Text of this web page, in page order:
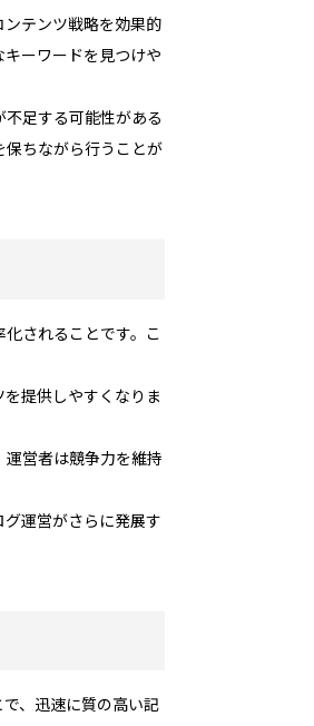
テンツ戦略を効果的
ーワードを見つけや
足する可能性がある
ちながら行うことが
されることです。こ
提供しやすくなりま
営者は競争力を維持
運営がさらに発展す
、迅速に質の高い記